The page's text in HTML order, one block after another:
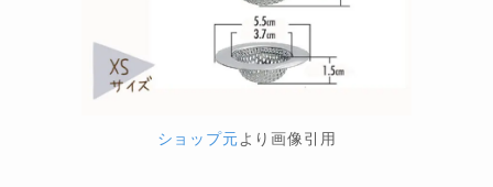
ショップ元より画像引用